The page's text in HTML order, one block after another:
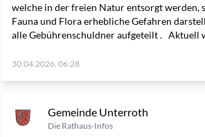
welche in der freien Natur entsorgt werden,
Fauna und Flora erhebliche Gefahren
alle Gebührenschuldner aufgeteilt . Aktuell
30.04.2026, 06:28
Gemeinde Unterroth
Die Rathaus-Infos